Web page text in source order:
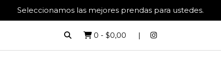
Seleccionamos las mejores prendas para ustedes.
0 - $0,00